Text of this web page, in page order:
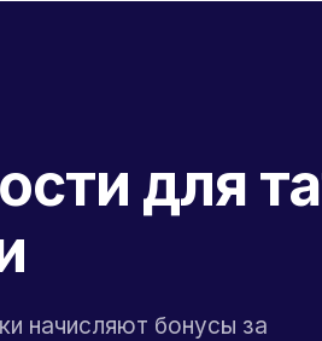
для
начисляют бонусы за